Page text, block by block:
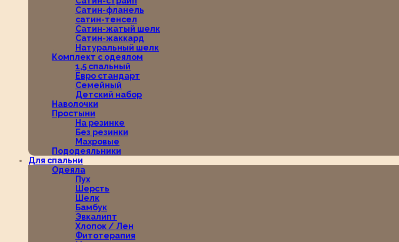
Сатин-фланель
сатин-тенсел
Сатин-жатый шелк
Сатин-жаккард
Натуральный шелк
Комплект с одеялом
1,5 спальный
Евро стандарт
Семейный
Детский набор
Наволочки
Простыни
На резинке
Без резинки
Махровые
Пододеяльники
Для спальни
Одеяла
Пух
Шерсть
Шелк
Бамбук
Эвкалипт
Хлопок / Лен
Фитотерапия